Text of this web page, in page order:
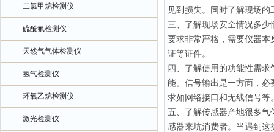
二氯甲烷检测仪
硫酰氟检测仪
天然气气体检测仪
氢气检测仪
环氧乙烷检测仪
激光检测仪
见到损失。同时了解现场
三、了解现场安全情况多
要求非常严格，需要仪器
证等证件。
四、了解使用的功能性需
能。信号输出是一方面，
求如网络接口和无线信号
五、了解传感器产地很多
感器来坑消费者。当遇到